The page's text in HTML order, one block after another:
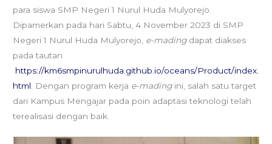
para siswa SMP Negeri 1 Nurul Huda Mulyorejo.
Dipamerkan pada hari Sabtu, 4 November 2023 di SMP
Negeri 1 Nurul Huda Mulyorejo, e-madingdapat diakses
pada tautan
https://km6smpinurulhuda.github.io/oceans/Product/index.
html . Dengan program kerja e-mading ini, salah satu target
dari Kampus Mengajar pada poin adaptasi teknologi telah
terealisasi dengan baik.